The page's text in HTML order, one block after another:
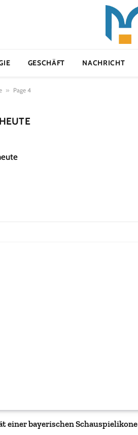
GESCHÄFT NACHRICHT
» Page 4
einer bayerischen Schauspielikone